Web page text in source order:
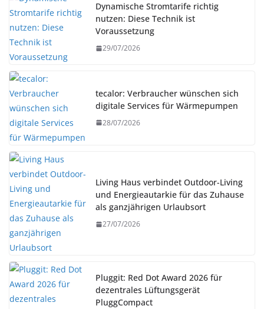
Dynamische Stromtarife richtig
nutzen: Diese Technik ist
Voraussetzung
29/07/2026
tecalor: Verbraucher wünschen sich
digitale Services für Wärmepumpen
28/07/2026
Living Haus verbindet Outdoor-Living
und Energieautarkie für das Zuhause
als ganzjährigen Urlaubsort
27/07/2026
Pluggit: Red Dot Award 2026 für
dezentrales Lüftungsgerät
PluggCompact